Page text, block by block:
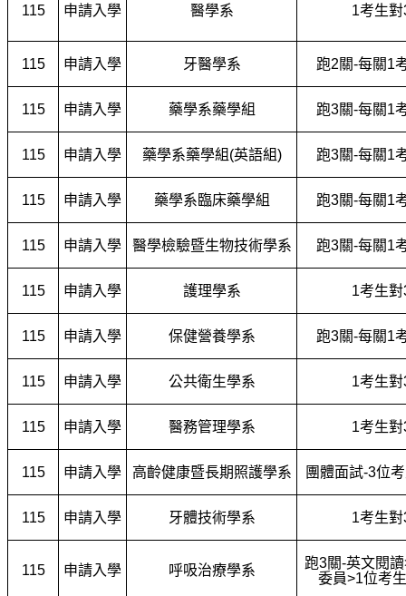
115 申請入學 醫學系 1考生
115 申請入學 牙醫學系 跑2關-每關1
115 申請入學 藥學系藥學組 跑3關-每關1
115 申請入學 藥學系藥學組(英語組) 跑3關-每關1
115 申請入學 藥學系臨床藥學組 跑3關-每關1
115 申請入學 醫學檢驗暨生物技術學系 跑3關-每關1
115 申請入學 護理學系 1考生
115 申請入學 保健營養學系 跑3關-每關1
115 申請入學 公共衛生學系 1考生
115 申請入學 醫務管理學系 1考生
115 申請入學 高齡健康暨長期照護學系 團體面試-3位
115 申請入學 牙體技術學系 1考生
115 申請入學 呼吸治療學系
跑3關-英文閱
委員>1位考